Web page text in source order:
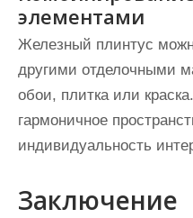
элементами
Железный плинтус
другими отделочными
обои, плитка или
гармоничное
индивидуальность
Заключение